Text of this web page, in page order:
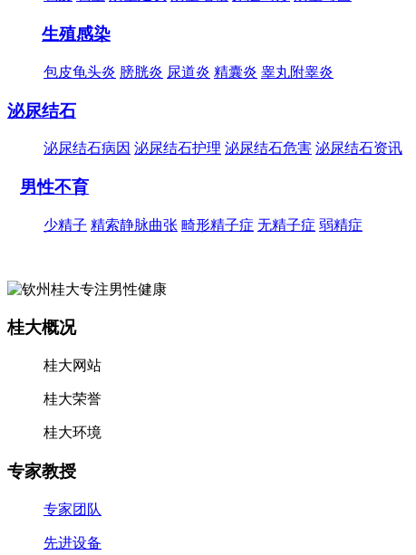
生殖感染
包皮龟头炎 膀胱炎 尿道炎 精囊炎 睾丸附睾炎
泌尿结石
泌尿结石病因 泌尿结石护理 泌尿结石危害 泌尿结石资讯
男性不育
少精子 精索静脉曲张 畸形精子症 无精子症 弱精症
桂大概况
桂大网站
桂大荣誉
桂大环境
专家教授
专家团队
先进设备